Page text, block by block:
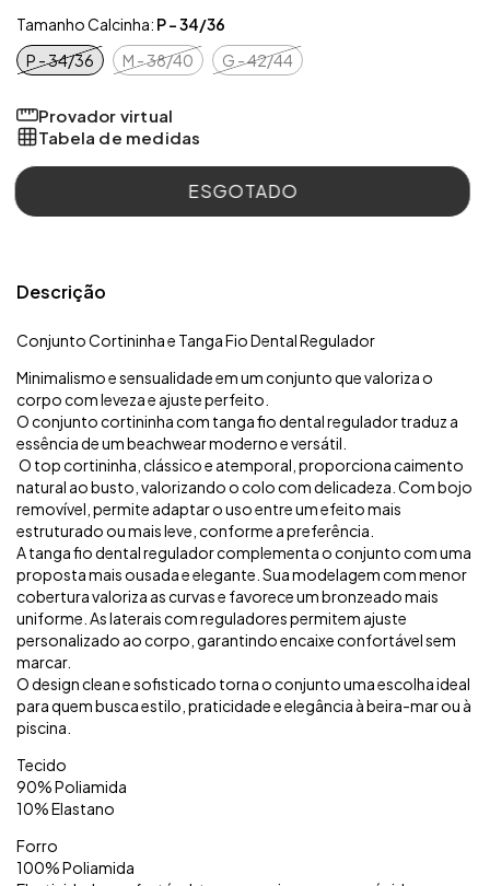
Tamanho Calcinha: P - 34/36
P - 34/36
M - 38/40 G - 42/44
Provador virtual
Tabela de medidas
Descrição
Conjunto Cortininha e Tanga Fio Dental Regulador
Minimalismo e sensualidade em um conjunto que valoriza o
corpo com leveza e ajuste perfeito.
O conjunto cortininha com tanga fio dental regulador traduz a
essência de um beachwear moderno e versátil.
O top cortininha, clássico e atemporal, proporciona caimento
natural ao busto, valorizando o colo com delicadeza. Com bojo
removível, permite adaptar o uso entre um efeito mais
estruturado ou mais leve, conforme a preferência.
A tanga fio dental regulador complementa o conjunto com uma
proposta mais ousada e elegante. Sua modelagem com menor
cobertura valoriza as curvas e favorece um bronzeado mais
uniforme. As laterais com reguladores permitem ajuste
personalizado ao corpo, garantindo encaixe confortável sem
marcar.
O design clean e sofisticado torna o conjunto uma escolha ideal
para quem busca estilo, praticidade e elegância à beira-mar ou à
piscina.
Tecido
90% Poliamida
10% Elastano
Forro
100% Poliamida